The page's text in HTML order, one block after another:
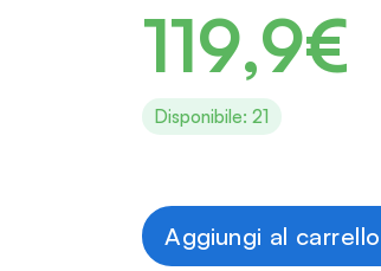
119,9€
Disponibile: 21
Aggiungi al carrello